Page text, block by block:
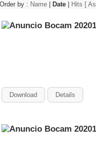
Order by : Name Date Hits [
Download Details